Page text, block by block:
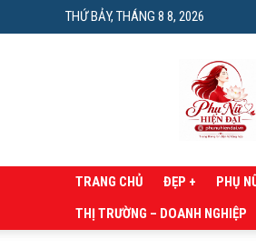
THỨ BẢY, THÁNG 8 8, 2026
Phụ
nữ
hiện
đại
TRANG CHỦ ĐẸP + PHỤ
THỊ TRƯỜNG – DOANH NGHIỆP